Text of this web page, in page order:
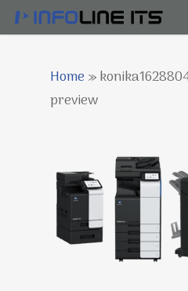
Skip
to
Home »
preview